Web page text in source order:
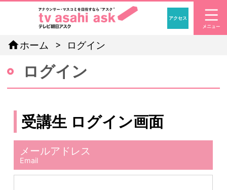
「アナウ
アクセス
homeホーム ログイン
ログイン
受講生 ログイン画面
メールアドレス
Email